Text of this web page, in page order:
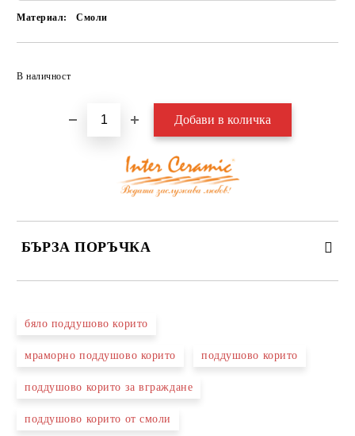
Материал: Смоли
В наличност
БЪРЗА ПОРЪЧКА
Ние ще се свържем с вас в рамките на работния ден.
бяло поддушово корито
мраморно поддушово корито поддушово корито
поддушово корито за вграждане
поддушово корито от смоли